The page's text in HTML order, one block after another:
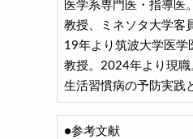
医学系専門医・指導医
教授、ミネソタ大学客
19年より筑波大学医学
教授。2024年より現
生活習慣病の予防実践
●参考文献